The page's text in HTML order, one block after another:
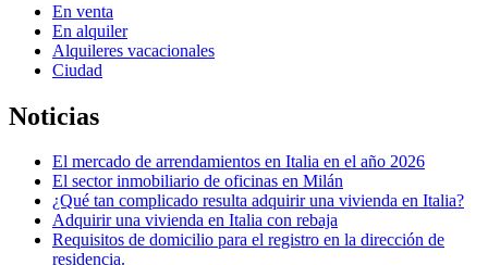
En venta
En alquiler
Alquileres vacacionales
Ciudad
Noticias
El mercado de arrendamientos en Italia en el año 2026
El sector inmobiliario de oficinas en Milán
¿Qué tan complicado resulta adquirir una vivienda en Italia?
Adquirir una vivienda en Italia con rebaja
Requisitos de domicilio para el registro en la dirección de
residencia.